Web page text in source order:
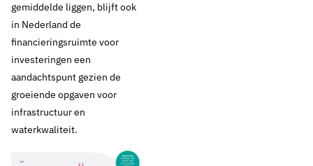
gemiddelde liggen, blijft ook
in Nederland de
financieringsruimte voor
investeringen een
aandachtspunt gezien de
groeiende opgaven voor
infrastructuur en
waterkwaliteit.